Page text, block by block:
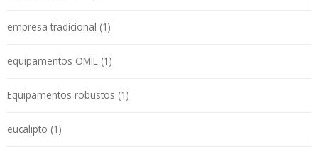
empresa tradicional (1)
equipamentos OMIL (1)
Equipamentos robustos (1)
eucalipto (1)